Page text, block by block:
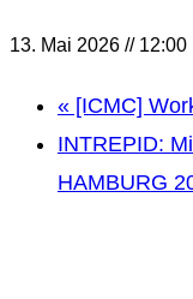
13. Mai 2026 // 12:00
« [ICMC]
INTREPID:
HAMBURG